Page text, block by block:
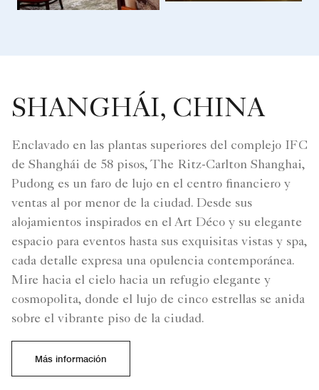
SHANGHÁI, CHINA
Enclavado en las plantas superiores del complejo IFC
de Shanghái de 58 pisos, The Ritz-Carlton Shanghai,
Pudong es un faro de lujo en el centro financiero y
ventas al por menor de la ciudad. Desde sus
alojamientos inspirados en el Art Déco y su elegante
espacio para eventos hasta sus exquisitas vistas y spa,
cada detalle expresa una opulencia contemporánea.
Mire hacia el cielo hacia un refugio elegante y
cosmopolita, donde el lujo de cinco estrellas se anida
sobre el vibrante piso de la ciudad.
Más información